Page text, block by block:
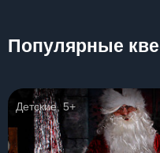
Популярные
Детские, 5+